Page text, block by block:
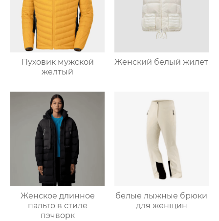
Пуховик мужской
желтый
Женский белый жилет
Женское длинное
пальто в стиле
пэчворк
белые лыжные брюки
для женщин